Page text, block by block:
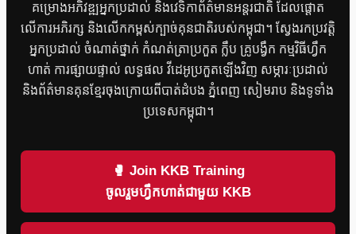
គម្រោងអភិវឌ្ឍអ្នកប្រដាល់ និងវេទិកាព័ត៌មានអន្តរជាតិ ដែលផ្តោត
លើការអភិរក្ស និងលើកកម្ពស់ក្បាច់គុនជាតិរបស់កម្ពុជា។ ស្វែងរកប្រវត្តិ
អ្នកប្រដាល់ ចំណាត់ថ្នាក់ កំណត់ត្រាប្រកួត ក្លឹប គ្រូបង្វឹក កម្មវិធីហ្វឹក
ហាត់ ការផ្សាយផ្ទាល់ លទ្ធផល វីដេអូប្រកួតឡើងវិញ សម្ភារៈប្រដាល់
និងព័ត៌មានគុនខ្មែរចុងក្រោយពីបាត់ដំបង ភ្នំពេញ សៀមរាប និងទូទាំង
ប្រទេសកម្ពុជា។
🥊 Join KKB Training
ចូលរួមហ្វឹកហាត់ជាមួយ KKB